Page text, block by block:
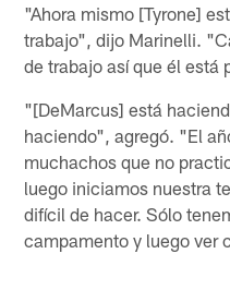
"Ahora mismo [Tyrone]
trabajo", dijo Marinelli.
de trabajo así que él está
"[DeMarcus] está
haciendo", agregó. "El
muchachos que no
luego iniciamos nuestra
difícil de hacer. Sólo
campamento y luego ver